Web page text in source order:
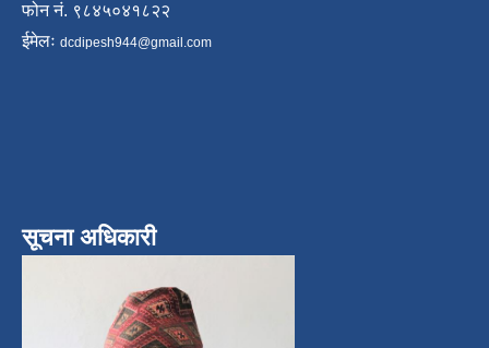
फोन नं. ९८४५०४१८२२
ईमेलः dcdipesh944@gmail.com
सूचना अधिकारी